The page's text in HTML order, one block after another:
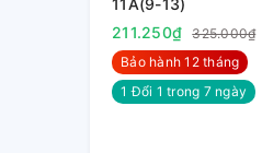
11A(9-13)
211.250₫
325.000₫
Bảo hành 12 tháng
1 Đổi 1 trong 7 ngày